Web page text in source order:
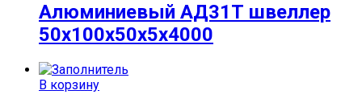
Алюминиевый АД31Т швеллер
50х100х50х5х4000
В корзину